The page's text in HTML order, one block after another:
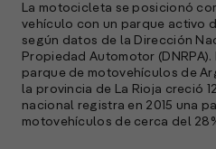
La motocicleta se posicionó
vehículo con un parque activo
según datos de la Dirección
Propiedad Automotor
parque de motovehículos de
la provincia de La Rioja creció
nacional registra en 2015 una
motovehículos de cerca del